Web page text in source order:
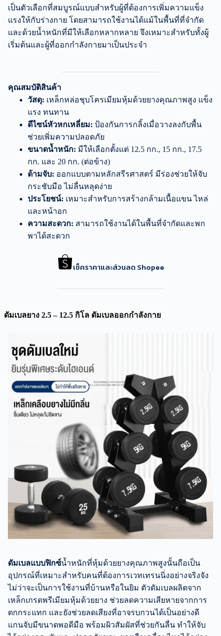
เป็นตัวเลือกที่สมบูรณ์แบบสำหรับผู้ที่ต้องการเพิ่มความแข็ง
แรงให้กับร่างกาย โดยสามารถใช้งานได้แม้ในพื้นที่ที่จำกัด
และด้วยน้ำหนักที่มีให้เลือกหลากหลาย จึงเหมาะสำหรับทั้งผู้
เริ่มต้นและผู้ที่ออกกำลังกายมาเป็นประจำ
คุณสมบัติสินค้า
วัสดุ: เหล็กหล่อชุบโครเมียมหุ้มด้วยยางคุณภาพสูง แข็ง
แรง ทนทาน
ดีไซน์หัวหกเหลี่ยม: ป้องกันการกลิ้งเมื่อวางลงกับพื้น
ช่วยเพิ่มความปลอดภัย
ขนาดน้ำหนัก: มีให้เลือกตั้งแต่ 12.5 กก., 15 กก., 17.5
กก. และ 20 กก. (ต่อข้าง)
ด้ามจับ: ออกแบบตามหลักสรีรศาสตร์ มีร่องช่วยให้จับ
กระชับมือ ไม่ลื่นหลุดง่าย
ประโยชน์: เหมาะสำหรับการสร้างกล้ามเนื้อแขน ไหล่
และหน้าอก
ความสะดวก: สามารถใช้งานได้ในพื้นที่จำกัดและพก
พาได้สะดวก
เช็คราคาและส่วนลด Shopee
ดัมเบลยาง 2.5 – 12.5 กิโล ดัมเบลออกกำลังกาย
ดัมเบลแบบฟิกซ์น้ำหนักที่หุ้มด้วยยางคุณภาพสูงนั้นถือเป็น
อุปกรณ์ที่เหมาะสำหรับคนที่ต้องการเวทเทรนนิ่งอย่างจริงจัง
ไม่ว่าจะเป็นการใช้งานที่บ้านหรือในยิม ตัวดัมเบลผลิตจาก
เหล็กเกรดพรีเมียมหุ้มด้วยยาง ช่วยลดความเสียหายจากการ
ตกกระแทก และยังช่วยลดเสียงที่อาจรบกวนได้เป็นอย่างดี
แกนจับมีขนาดพอดีมือ พร้อมผิวสัมผัสที่ช่วยกันลื่น ทำให้จับ